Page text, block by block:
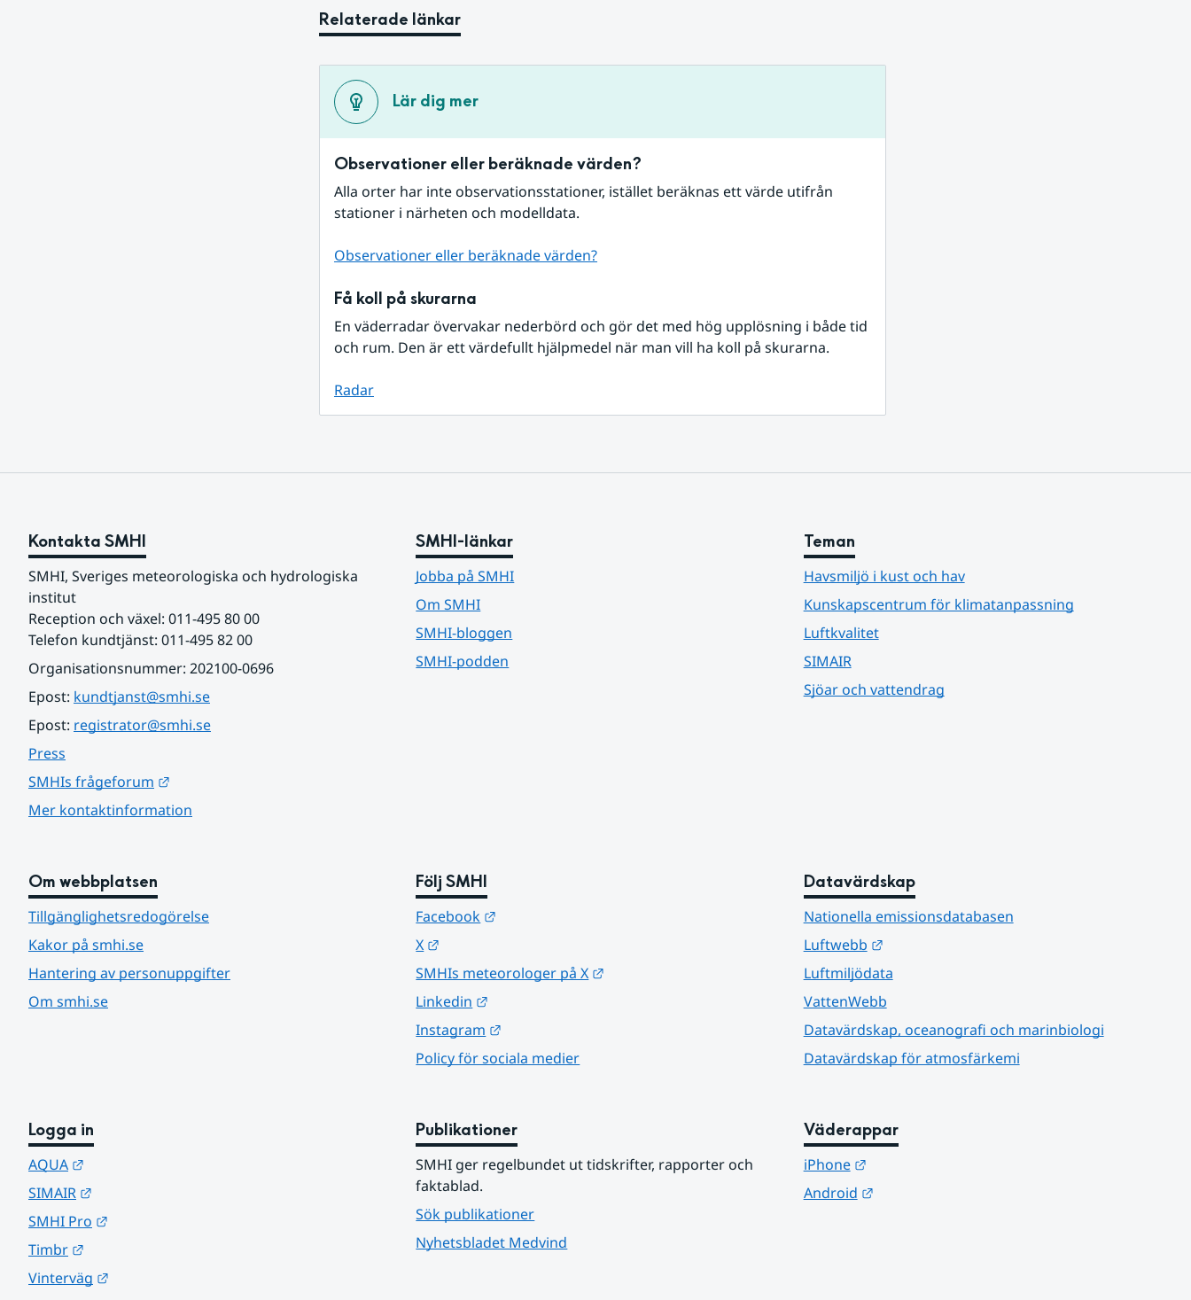
Relaterade länkar
Lär dig mer
Observationer eller beräknade värden?
Alla orter har inte observationsstationer, istället beräknas ett värde utifrån
stationer i närheten och modelldata.
Observationer eller beräknade värden?
Få koll på skurarna
En väderradar övervakar nederbörd och gör det med hög upplösning i både tid
och rum. Den är ett värdefullt hjälpmedel när man vill ha koll på skurarna.
Radar
Kontakta SMHI
SMHI, Sveriges meteorologiska och hydrologiska
institut
Reception och växel: 011-495 80 00
Telefon kundtjänst: 011-495 82 00
Organisationsnummer: 202100-0696
Epost: kundtjanst@smhi.se
Epost: registrator@smhi.se
Press
SMHIs frågeforum
Mer kontaktinformation
SMHI-länkar
Jobba på SMHI
Om SMHI
SMHI-bloggen
SMHI-podden
Teman
Havsmiljö i kust och hav
Kunskapscentrum för klimatanpassning
Luftkvalitet
SIMAIR
Sjöar och vattendrag
Om webbplatsen
Tillgänglighetsredogörelse
Kakor på smhi.se
Hantering av personuppgifter
Om smhi.se
Följ SMHI
Facebook
X
SMHIs meteorologer på X
Linkedin
Instagram
Policy för sociala medier
Datavärdskap
Nationella emissionsdatabasen
Luftwebb
Länk till annan webbplats.
Luftmiljödata
VattenWebb
Datavärdskap, oceanografi och marinbiologi
Datavärdskap för atmosfärkemi
Logga in
AQUA
SIMAIR
SMHI Pro
Timbr
Vinterväg
Publikationer
SMHI ger regelbundet ut tidskrifter, rapporter och
faktablad.
Sök publikationer
Nyhetsbladet Medvind
Väderappar
iPhone
Länk till annan webbplats.
Android
Länk till annan webbplats.